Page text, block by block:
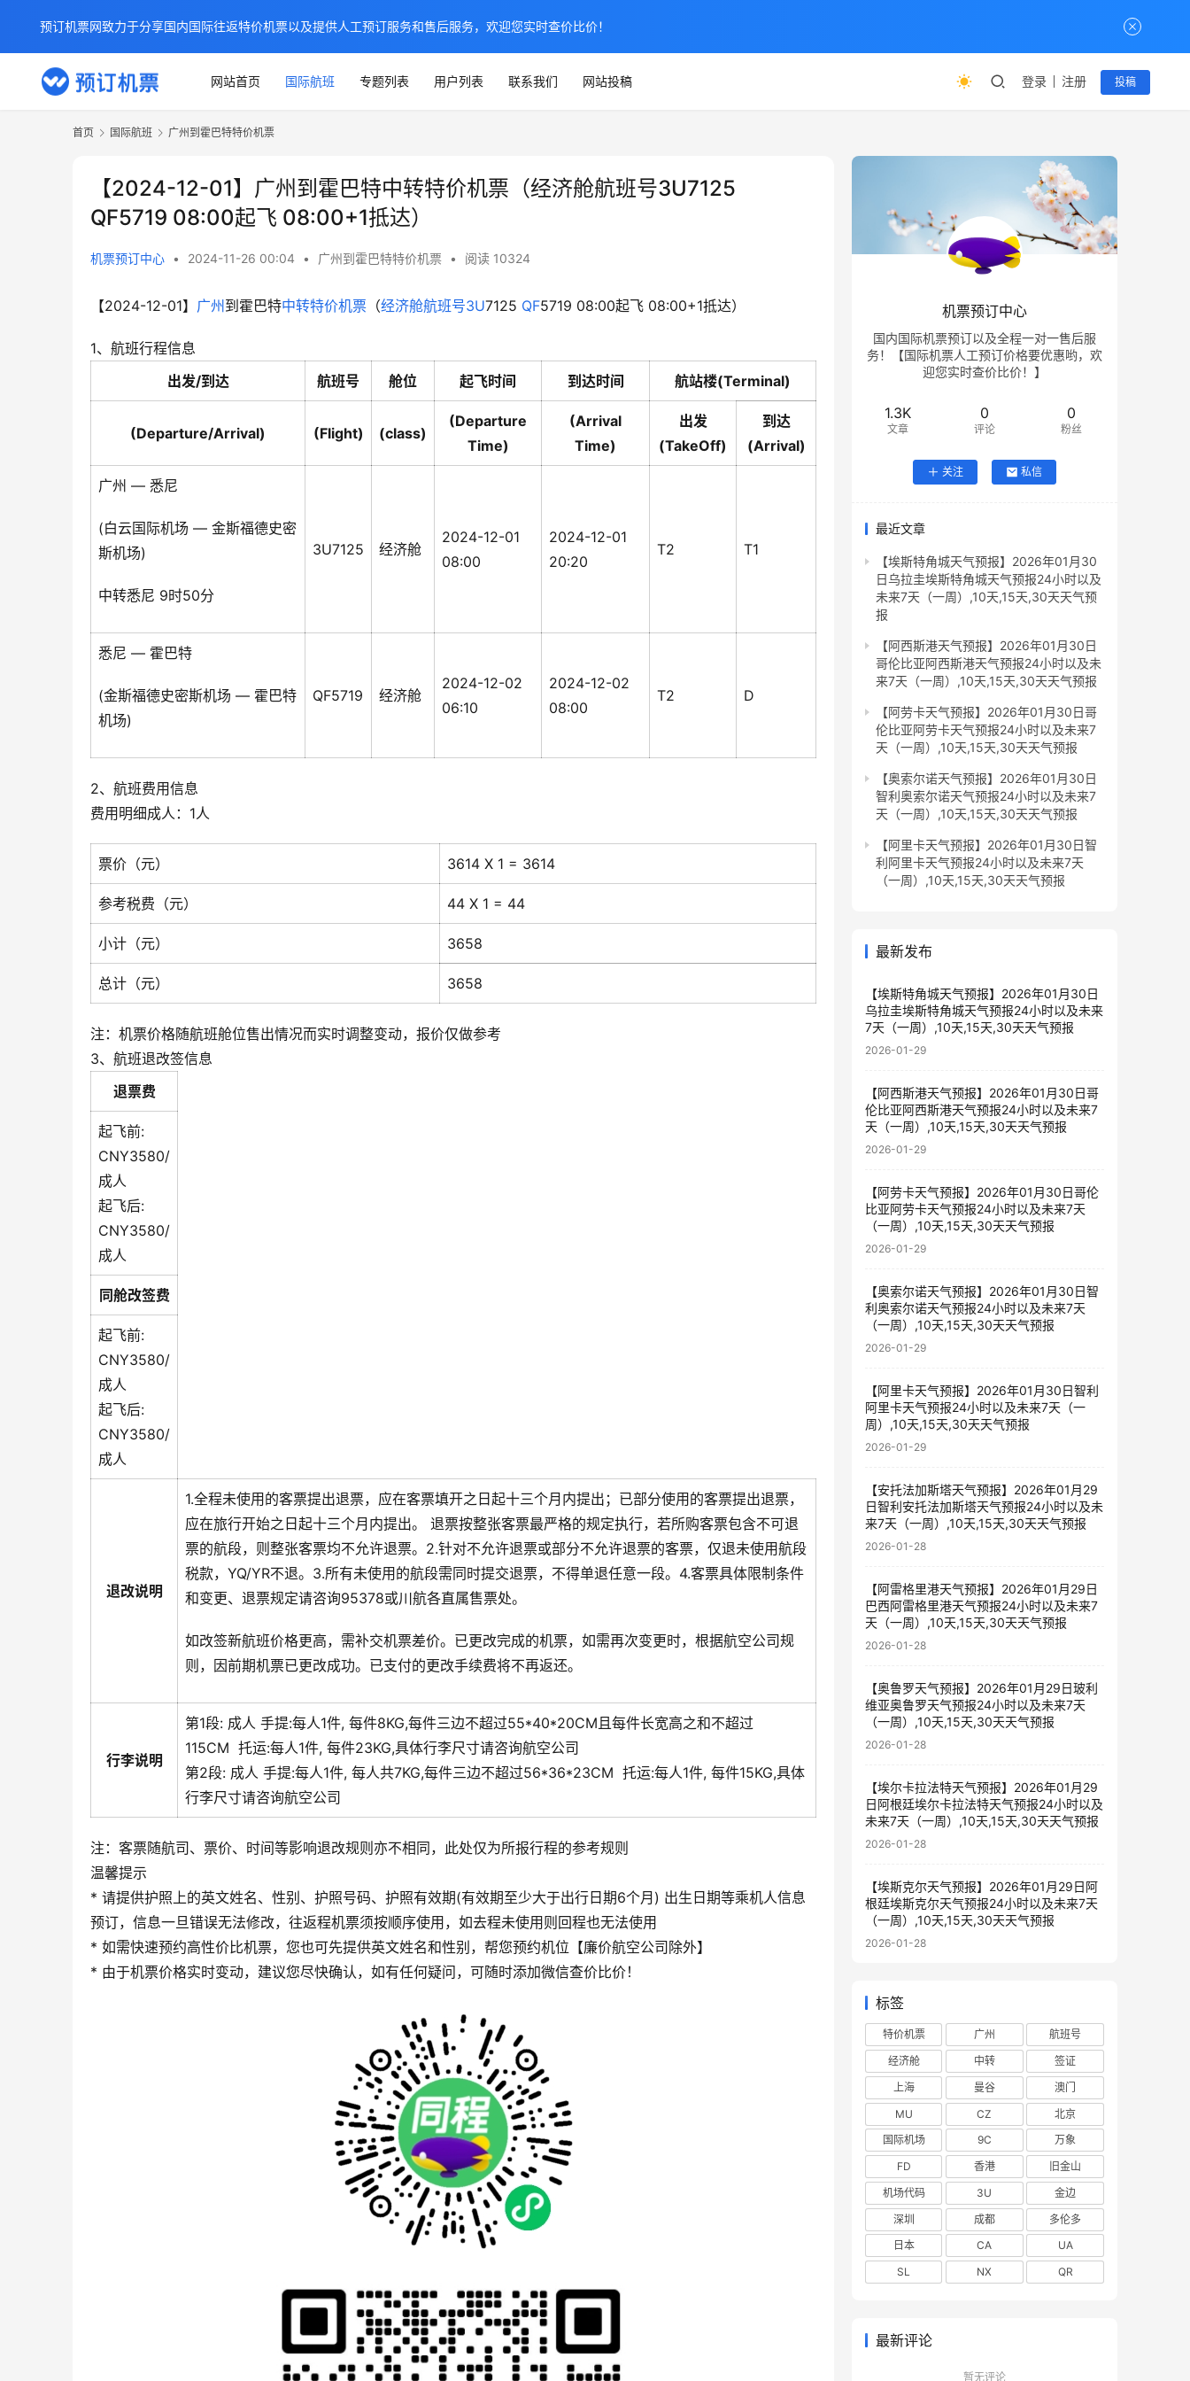
网站首页 国际航班 专题列表 用户列表 联系我们 网站投稿 登录 注册 投稿
首页 国际航班 广州到霍巴特特价机票
【2024-12-01】广州到霍巴特中转特价机票（经济舱航班号3U7125
QF5719 08:00起飞 08:00+1抵达）
机票预订中心 • 2024-11-26 00:04 • 广州到霍巴特特价机票 • 阅读 10324
【2024-12-01】 广州 到霍巴特中转特价机票 （经济舱航班号3U7125 QF5719 08:00起飞 08:00+1抵达）
1、航班行程信息
出发/到达
航班号 舱位 起飞时间 到达时间 航站楼(Terminal)
(Departure/Arrival) (Flight) (class)
(Departure
Time)
(Arrival
Time)
出发
(TakeOff)
到达
(Arrival)
广州 — 悉尼
(白云国际机场 — 金斯福德史密
斯机场)
中转悉尼 9时50分
3U7125 经济舱
2024-12-01
08:00
2024-12-01
20:20
T2 T1
悉尼 — 霍巴特
(金斯福德史密斯机场 — 霍巴特
机场)
QF5719 经济舱
2024-12-02
06:10
2024-12-02
08:00
T2 D
2、航班费用信息
费用明细成人：1人
票价（元） 3614 X 1 = 3614
参考税费（元） 44 X 1 = 44
小计（元） 3658
总计（元） 3658
注：机票价格随航班舱位售出情况而实时调整变动，报价仅做参考
3、航班退改签信息
退票费
起飞前:
CNY3580/
成人
起飞后:
CNY3580/
成人
同舱改签费
起飞前:
CNY3580/
成人
起飞后:
CNY3580/
成人
退改说明
1.全程未使用的客票提出退票，应在客票填开之日起十三个月内提出；已部分使用的客票提出退票，
应在旅行开始之日起十三个月内提出。 退票按整张客票最严格的规定执行，若所购客票包含不可退
票的航段，则整张客票均不允许退票。2.针对不允许退票或部分不允许退票的客票，仅退未使用航段
税款，YQ/YR不退。3.所有未使用的航段需同时提交退票，不得单退任意一段。4.客票具体限制条件
和变更、退票规定请咨询95378或川航各直属售票处。
如改签新航班价格更高，需补交机票差价。已更改完成的机票，如需再次变更时，根据航空公司规
则，因前期机票已更改成功。已支付的更改手续费将不再返还。
行李说明
第1段: 成人 手提:每人1件, 每件8KG,每件三边不超过55*40*20CM且每件长宽高之和不超过
115CM 托运:每人1件, 每件23KG,具体行李尺寸请咨询航空公司
第2段: 成人 手提:每人1件, 每人共7KG,每件三边不超过56*36*23CM 托运:每人1件, 每件15KG,具体
行李尺寸请咨询航空公司
注：客票随航司、票价、时间等影响退改规则亦不相同，此处仅为所报行程的参考规则
温馨提示
* 请提供护照上的英文姓名、性别、护照号码、护照有效期(有效期至少大于出行日期6个月) 出生日期等乘机人信息
预订，信息一旦错误无法修改，往返程机票须按顺序使用，如去程未使用则回程也无法使用
* 如需快速预约高性价比机票，您也可先提供英文姓名和性别，帮您预约机位【廉价航空公司除外】
* 由于机票价格实时变动，建议您尽快确认，如有任何疑问，可随时添加微信查价比价！
机票预订中心
国内国际机票预订以及全程一对一售后服
务！【国际机票人工预订价格要优惠哟，欢
迎您实时查价比价！】
1.3K
文章
0
评论
0
粉丝
关注 私信
最近文章
【埃斯特角城天气预报】2026年01月30
日乌拉圭埃斯特角城天气预报24小时以及
未来7天（一周）,10天,15天,30天天气预
报
【阿西斯港天气预报】2026年01月30日
哥伦比亚阿西斯港天气预报24小时以及未
来7天（一周）,10天,15天,30天天气预报
【阿劳卡天气预报】2026年01月30日哥
伦比亚阿劳卡天气预报24小时以及未来7
天（一周）,10天,15天,30天天气预报
【奥索尔诺天气预报】2026年01月30日
智利奥索尔诺天气预报24小时以及未来7
天（一周）,10天,15天,30天天气预报
【阿里卡天气预报】2026年01月30日智
利阿里卡天气预报24小时以及未来7天
（一周）,10天,15天,30天天气预报
最新发布
【埃斯特角城天气预报】2026年01月30日
乌拉圭埃斯特角城天气预报24小时以及未来
7天（一周）,10天,15天,30天天气预报
2026-01-29
【阿西斯港天气预报】2026年01月30日哥
伦比亚阿西斯港天气预报24小时以及未来7
天（一周）,10天,15天,30天天气预报
2026-01-29
【阿劳卡天气预报】2026年01月30日哥伦
比亚阿劳卡天气预报24小时以及未来7天
（一周）,10天,15天,30天天气预报
2026-01-29
【奥索尔诺天气预报】2026年01月30日智
利奥索尔诺天气预报24小时以及未来7天
（一周）,10天,15天,30天天气预报
2026-01-29
【阿里卡天气预报】2026年01月30日智利
阿里卡天气预报24小时以及未来7天（一
周）,10天,15天,30天天气预报
2026-01-29
【安托法加斯塔天气预报】2026年01月29
日智利安托法加斯塔天气预报24小时以及未
来7天（一周）,10天,15天,30天天气预报
2026-01-28
【阿雷格里港天气预报】2026年01月29日
巴西阿雷格里港天气预报24小时以及未来7
天（一周）,10天,15天,30天天气预报
2026-01-28
【奥鲁罗天气预报】2026年01月29日玻利
维亚奥鲁罗天气预报24小时以及未来7天
（一周）,10天,15天,30天天气预报
2026-01-28
【埃尔卡拉法特天气预报】2026年01月29
日阿根廷埃尔卡拉法特天气预报24小时以及
未来7天（一周）,10天,15天,30天天气预报
2026-01-28
【埃斯克尔天气预报】2026年01月29日阿
根廷埃斯克尔天气预报24小时以及未来7天
（一周）,10天,15天,30天天气预报
2026-01-28
标签
特价机票 广州
航班号
经济舱
中转
签证
上海
曼谷
澳门
MU
CZ
北京
国际机场
9C
万象
FD
香港
旧金山
机场代码
3U
金边
深圳
成都
多伦多
日本
CA
UA
SL
NX QR
最新评论
暂无评论
预订机票网致力于分享国内国际往返特价机票以及提供人工预订服务和售后服务，欢迎您实时查价比价！